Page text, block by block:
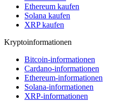
Ethereum kaufen
Solana kaufen
XRP kaufen
Kryptoinformationen
Bitcoin-informationen
Cardano-informationen
Ethereum-informationen
Solana-informationen
XRP-informationen